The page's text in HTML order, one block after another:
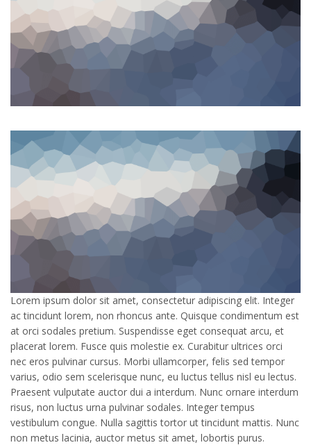
Lorem ipsum dolor sit amet, consectetur adipiscing elit. Integer
ac tincidunt lorem, non rhoncus ante. Quisque condimentum est
at orci sodales pretium. Suspendisse eget consequat arcu, et
placerat lorem. Fusce quis molestie ex. Curabitur ultrices orci
nec eros pulvinar cursus. Morbi ullamcorper, felis sed tempor
varius, odio sem scelerisque nunc, eu luctus tellus nisl eu lectus.
Praesent vulputate auctor dui a interdum. Nunc ornare interdum
risus, non luctus urna pulvinar sodales. Integer tempus
vestibulum congue. Nulla sagittis tortor ut tincidunt mattis. Nunc
non metus lacinia, auctor metus sit amet, lobortis purus.